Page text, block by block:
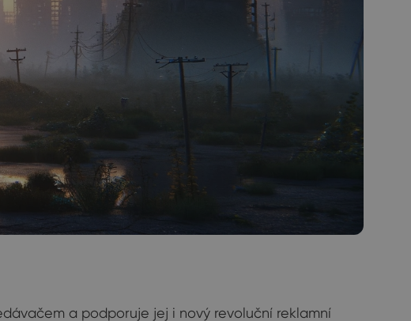
a podporuje jej i nový revoluční reklamní